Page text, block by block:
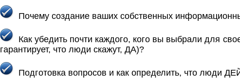
Почему создание ваших собственных
Как убедить почти каждого, кого вы выбрали для
гарантирует, что люди скажут, ДА)?
Подготовка вопросов и как определить, что люди